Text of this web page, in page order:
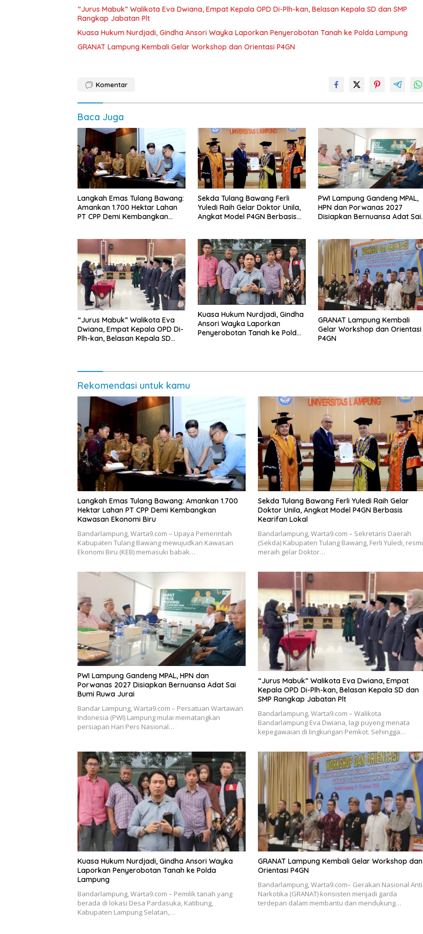
“Jurus Mabuk” Walikota Eva Dwiana, Empat Kepala OPD Di-Plh-kan, Belasan Kepala SD dan SMP
Rangkap Jabatan Plt
Kuasa Hukum Nurdjadi, Gindha Ansori Wayka Laporkan Penyerobotan Tanah ke Polda Lampung
GRANAT Lampung Kembali Gelar Workshop dan Orientasi P4GN
Komentar
Baca Juga
Langkah Emas Tulang Bawang:
Amankan 1.700 Hektar Lahan
PT CPP Demi Kembangkan
Sekda Tulang Bawang Ferli
Yuledi Raih Gelar Doktor Unila,
Angkat Model P4GN Berbasis
PWI Lampung Gandeng MPAL,
HPN dan Porwanas 2027
Disiapkan Bernuansa Adat Sai
“Jurus Mabuk” Walikota Eva
Dwiana, Empat Kepala OPD Di-
Plh-kan, Belasan Kepala SD
Kuasa Hukum Nurdjadi, Gindha
Ansori Wayka Laporkan
Penyerobotan Tanah ke Polda
GRANAT Lampung Kembali
Gelar Workshop dan Orientasi
P4GN
Rekomendasi untuk kamu
Langkah Emas Tulang Bawang: Amankan 1.700
Hektar Lahan PT CPP Demi Kembangkan
Kawasan Ekonomi Biru
Bandarlampung, Warta9.com – Upaya Pemerintah
Kabupaten Tulang Bawang mewujudkan Kawasan
Ekonomi Biru (KEB) memasuki babak…
Sekda Tulang Bawang Ferli Yuledi Raih Gelar
Doktor Unila, Angkat Model P4GN Berbasis
Kearifan Lokal
Bandarlampung, Warta9.com – Sekretaris Daerah
(Sekda) Kabupaten Tulang Bawang, Ferli Yuledi, resmi
meraih gelar Doktor…
PWI Lampung Gandeng MPAL, HPN dan
Porwanas 2027 Disiapkan Bernuansa Adat Sai
Bumi Ruwa Jurai
Bandar Lampung, Warta9.com – Persatuan Wartawan
Indonesia (PWI) Lampung mulai mematangkan
persiapan Hari Pers Nasional…
“Jurus Mabuk” Walikota Eva Dwiana, Empat
Kepala OPD Di-Plh-kan, Belasan Kepala SD dan
SMP Rangkap Jabatan Plt
Bandarlampung, Warta9.com – Walikota
Bandarlampung Eva Dwiana, lagi puyeng menata
kepegawaian di lingkungan Pemkot. Sehingga…
Kuasa Hukum Nurdjadi, Gindha Ansori Wayka
Laporkan Penyerobotan Tanah ke Polda
Lampung
Bandarlampung, Warta9.com – Pemilik tanah yang
berada di lokasi Desa Pardasuka, Katibung,
Kabupaten Lampung Selatan,…
GRANAT Lampung Kembali Gelar Workshop dan
Orientasi P4GN
Bandarlampung, Warta9.com– Gerakan Nasional Anti
Narkotika (GRANAT) konsisten menjadi garda
terdepan dalam membantu dan mendukung…